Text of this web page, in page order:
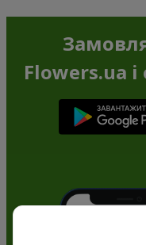
Flowers.ua